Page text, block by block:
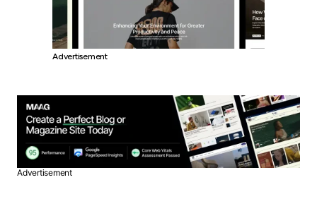
Advertisement
Advertisement